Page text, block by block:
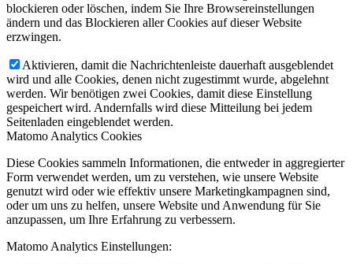
blockieren oder löschen, indem Sie Ihre Browsereinstellungen
ändern und das Blockieren aller Cookies auf dieser Website
erzwingen.
Aktivieren, damit die Nachrichtenleiste dauerhaft ausgeblendet
wird und alle Cookies, denen nicht zugestimmt wurde, abgelehnt
werden. Wir benötigen zwei Cookies, damit diese Einstellung
gespeichert wird. Andernfalls wird diese Mitteilung bei jedem
Seitenladen eingeblendet werden.
Matomo Analytics Cookies
Diese Cookies sammeln Informationen, die entweder in aggregierter
Form verwendet werden, um zu verstehen, wie unsere Website
genutzt wird oder wie effektiv unsere Marketingkampagnen sind,
oder um uns zu helfen, unsere Website und Anwendung für Sie
anzupassen, um Ihre Erfahrung zu verbessern.
Matomo Analytics Einstellungen: